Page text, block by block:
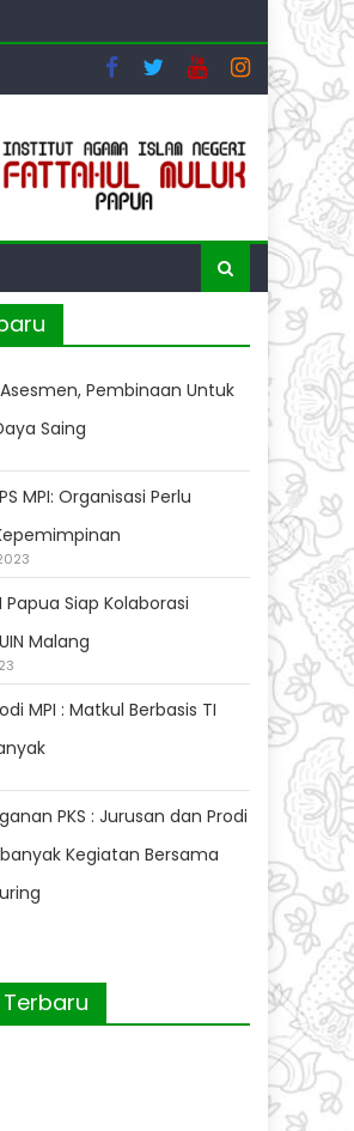
Asesmen, Pembinaan Untuk
Saing
MPI: Organisasi Perlu
Papua Siap Kolaborasi
Malang
MPI : Matkul Berbasis TI
PKS : Jurusan dan Prodi
Kegiatan Bersama